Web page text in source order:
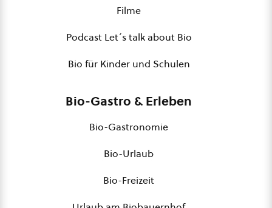
Filme
Podcast Let´s talk about Bio
Bio für Kinder und Schulen
Bio-Gastro & Erleben
Bio-Gastronomie
Bio-Urlaub
Bio-Freizeit